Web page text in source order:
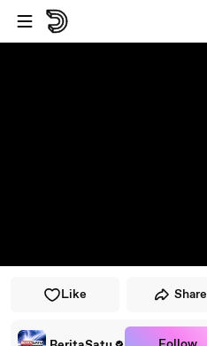
Skip to player
Skip to main content
Like Share